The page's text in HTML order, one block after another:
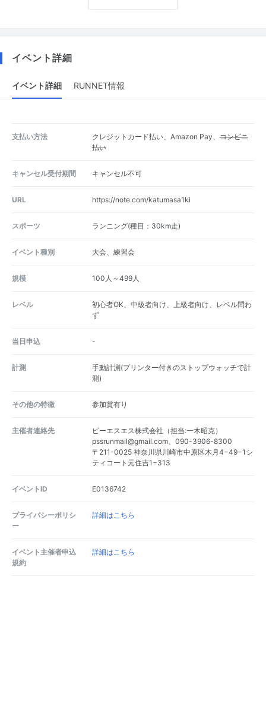
イベント詳細
イベント詳細 RUNNET情報
支払い方法 クレジットカード払い、Amazon Pay、コンビニ
払い
キャンセル受付期間 キャンセル不可
URL https://note.com/katumasa1ki
スポーツ ランニング(種目：30km走)
イベント種別 大会、練習会
規模 100人～499人
レベル
初心者OK、中級者向け、上級者向け、レベル問わ
ず
当日申込 -
計測
手動計測(プリンター付きのストップウォッチで計
測)
その他の特徴 参加賞有り
主催者連絡先
ピーエスエス株式会社（担当:一木昭克）
pssrunmail@gmail.com、090-3906-8300
〒211-0025 神奈川県川崎市中原区木月4−49−1シ
ティコート元住吉1−313
イベントID E0136742
プライバシーポリシ
ー
詳細はこちら
イベント主催者申込
規約
詳細はこちら